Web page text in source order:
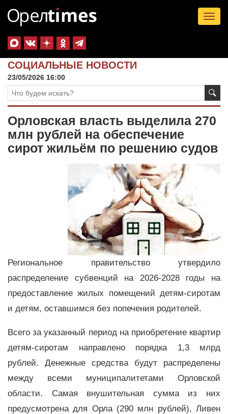
СОЦИАЛЬНЫЕ НОВОСТИ
23/05/2026 16:00
Орловская власть выделила 270
млн рублей на обеспечение
сирот жильём по решению судов
Региональное правительство утвердило
распределение субвенций на 2026-2028 годы на
предоставление жилых помещений детям-сиротам
и детям, оставшимся без попечения родителей.
Всего за указанный период на приобретение квартир
детям-сиротам направлено порядка 1,3 млрд
рублей. Денежные средства будут распределены
между всеми муниципалитетами Орловской
области. Самая внушительная сумма из них
предусмотрена для Орла (290 млн рублей), Ливен